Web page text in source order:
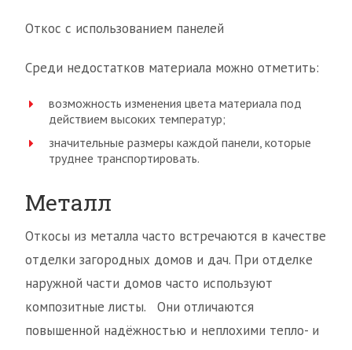
Откос с использованием панелей
Среди недостатков материала можно отметить:
возможность изменения цвета материала под
действием высоких температур;
значительные размеры каждой панели, которые
труднее транспортировать.
Металл
Откосы из металла часто встречаются в качестве
отделки загородных домов и дач. При отделке
наружной части домов часто используют
композитные листы. Они отличаются
повышенной надёжностью и неплохими тепло- и